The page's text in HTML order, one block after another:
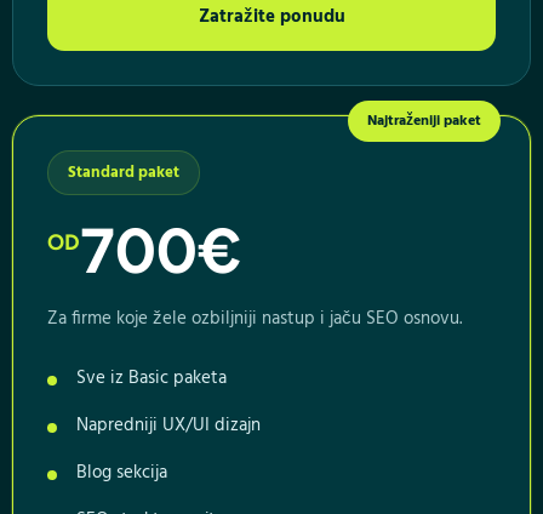
Zatražite ponudu
Najtraženiji paket
Standard paket
OD700€
Za firme koje žele ozbiljniji nastup i jaču SEO osnovu.
Sve iz Basic paketa
Napredniji UX/UI dizajn
Blog sekcija